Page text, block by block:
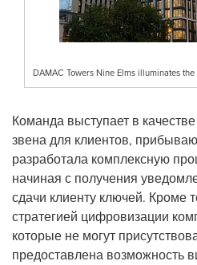
DAMAC Towers Nine Elms illuminates
Команда выступает в
звена для клиентов,
разработала комплексную
начиная с получения
сдачи клиенту ключей. Кроме
стратегией цифровизации
которые не могут
предоставлена возможность